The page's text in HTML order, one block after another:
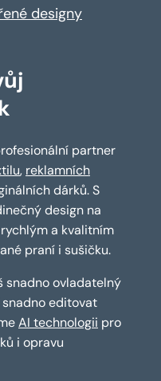
designy
partner
, reklamních
dárků. S
design na
a kvalitním
praní i sušičku.
snadno ovladatelný
editovat
AI technologii pro
i opravu